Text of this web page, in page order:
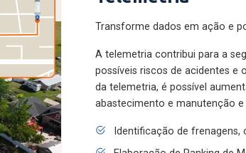
Transforme dados em ação e
A telemetria contribui para a
possíveis riscos de acidentes
da telemetria, é possível
abastecimento e manutenção
Identificação de frenagens,
Elaboração de Ranking de